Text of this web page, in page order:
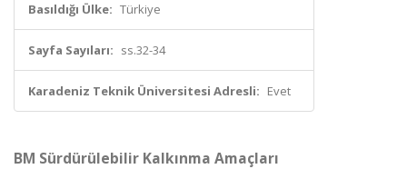
Basıldığı Ülke: Türkiye
Sayfa Sayıları: ss.32-34
Karadeniz Teknik Üniversitesi Adresli: Evet
BM Sürdürülebilir Kalkınma Amaçları